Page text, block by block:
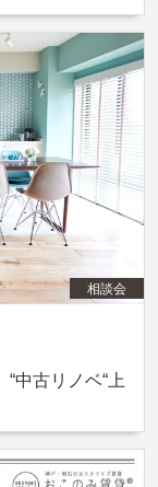
相談会
中古リノベ“上